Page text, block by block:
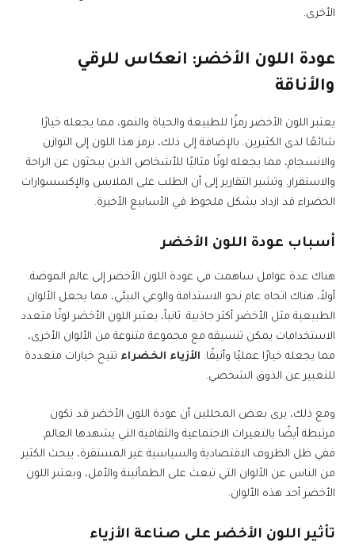
الأخرى.
عودة اللون الأخضر: انعكاس للرقي
والأناقة
يعتبر اللون الأخضر رمزًا للطبيعة والحياة والنمو، مما يجعله خيارًا
شائعًا لدى الكثيرين. بالإضافة إلى ذلك، يرمز هذا اللون إلى التوازن
والانسجام، مما يجعله لونًا مثاليًا للأشخاص الذين يبحثون عن الراحة
والاستقرار. وتشير التقارير إلى أن الطلب على الملابس والإكسسوارات
الخضراء قد ازداد بشكل ملحوظ في الأسابيع الأخيرة.
أسباب عودة اللون الأخضر
هناك عدة عوامل ساهمت في عودة اللون الأخضر إلى عالم الموضة.
أولاً، هناك اتجاه عام نحو الاستدامة والوعي البيئي، مما يجعل الألوان
الطبيعية مثل الأخضر أكثر جاذبية. ثانياً، يعتبر اللون الأخضر لونًا متعدد
الاستخدامات يمكن تنسيقه مع مجموعة متنوعة من الألوان الأخرى،
مما يجعله خيارًا عمليًا وأنيقًا. الأزياء الخضراء تتيح خيارات متعددة
للتعبير عن الذوق الشخصي.
ومع ذلك، يرى بعض المحللين أن عودة اللون الأخضر قد تكون
مرتبطة أيضًا بالتغيرات الاجتماعية والثقافية التي يشهدها العالم.
ففي ظل الظروف الاقتصادية والسياسية غير المستقرة، يبحث الكثير
من الناس عن الألوان التي تبعث على الطمأنينة والأمل، ويعتبر اللون
الأخضر أحد هذه الألوان.
تأثير اللون الأخضر على صناعة الأزياء